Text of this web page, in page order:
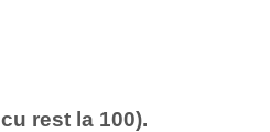
rest la 100).